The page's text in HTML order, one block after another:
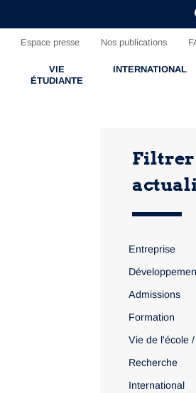
Espace presse Nos publications
VIE
ÉTUDIANTE
INTERNATIONAL
Filtrer
Entreprise
Admissions
Formation
Vie de l'école
Recherche
International